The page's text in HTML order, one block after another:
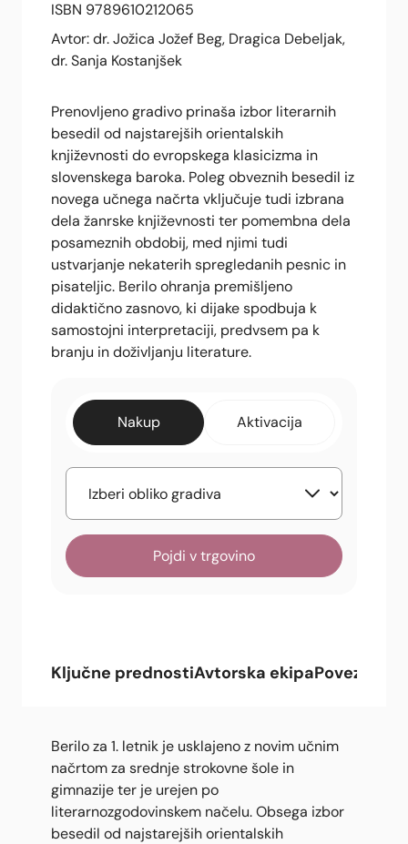
ISBN 9789610212065
Avtor: dr. Jožica Jožef Beg, Dragica Debeljak,
dr. Sanja Kostanjšek
Prenovljeno gradivo prinaša izbor literarnih
besedil od najstarejših orientalskih
književnosti do evropskega klasicizma in
slovenskega baroka. Poleg obveznih besedil iz
novega učnega načrta vključuje tudi izbrana
dela žanrske književnosti ter pomembna dela
posameznih obdobij, med njimi tudi
ustvarjanje nekaterih spregledanih pesnic in
pisateljic. Berilo ohranja premišljeno
didaktično zasnovo, ki dijake spodbuja k
samostojni interpretaciji, predvsem pa k
branju in doživljanju literature.
Nakup Aktivacija
Pojdi v trgovino
Ključne prednostiAvtorska ekipaPovezana
Berilo za 1. letnik je usklajeno z novim učnim
načrtom za srednje strokovne šole in
gimnazije ter je urejen po
literarnozgodovinskem načelu. Obsega izbor
besedil od najstarejših orientalskih